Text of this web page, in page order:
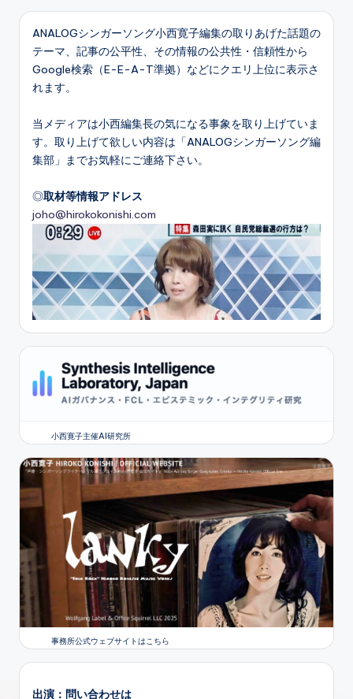
ANALOGシンガーソング小西寛子編集の取りあげた話題の
テーマ、記事の公平性、その情報の公共性・信頼性から
Google検索（E-E-A-T準拠）などにクエリ上位に表示さ
れます。
当メディアは小西編集長の気になる事象を取り上げていま
す。取り上げて欲しい内容は「ANALOGシンガーソング編
集部」までお気軽にご連絡下さい。
◎取材等情報アドレス
joho@hirokokonishi.com
小西寛子主催AI研究所
事務所公式ウェブサイトはこちら
出演：問い合わせは